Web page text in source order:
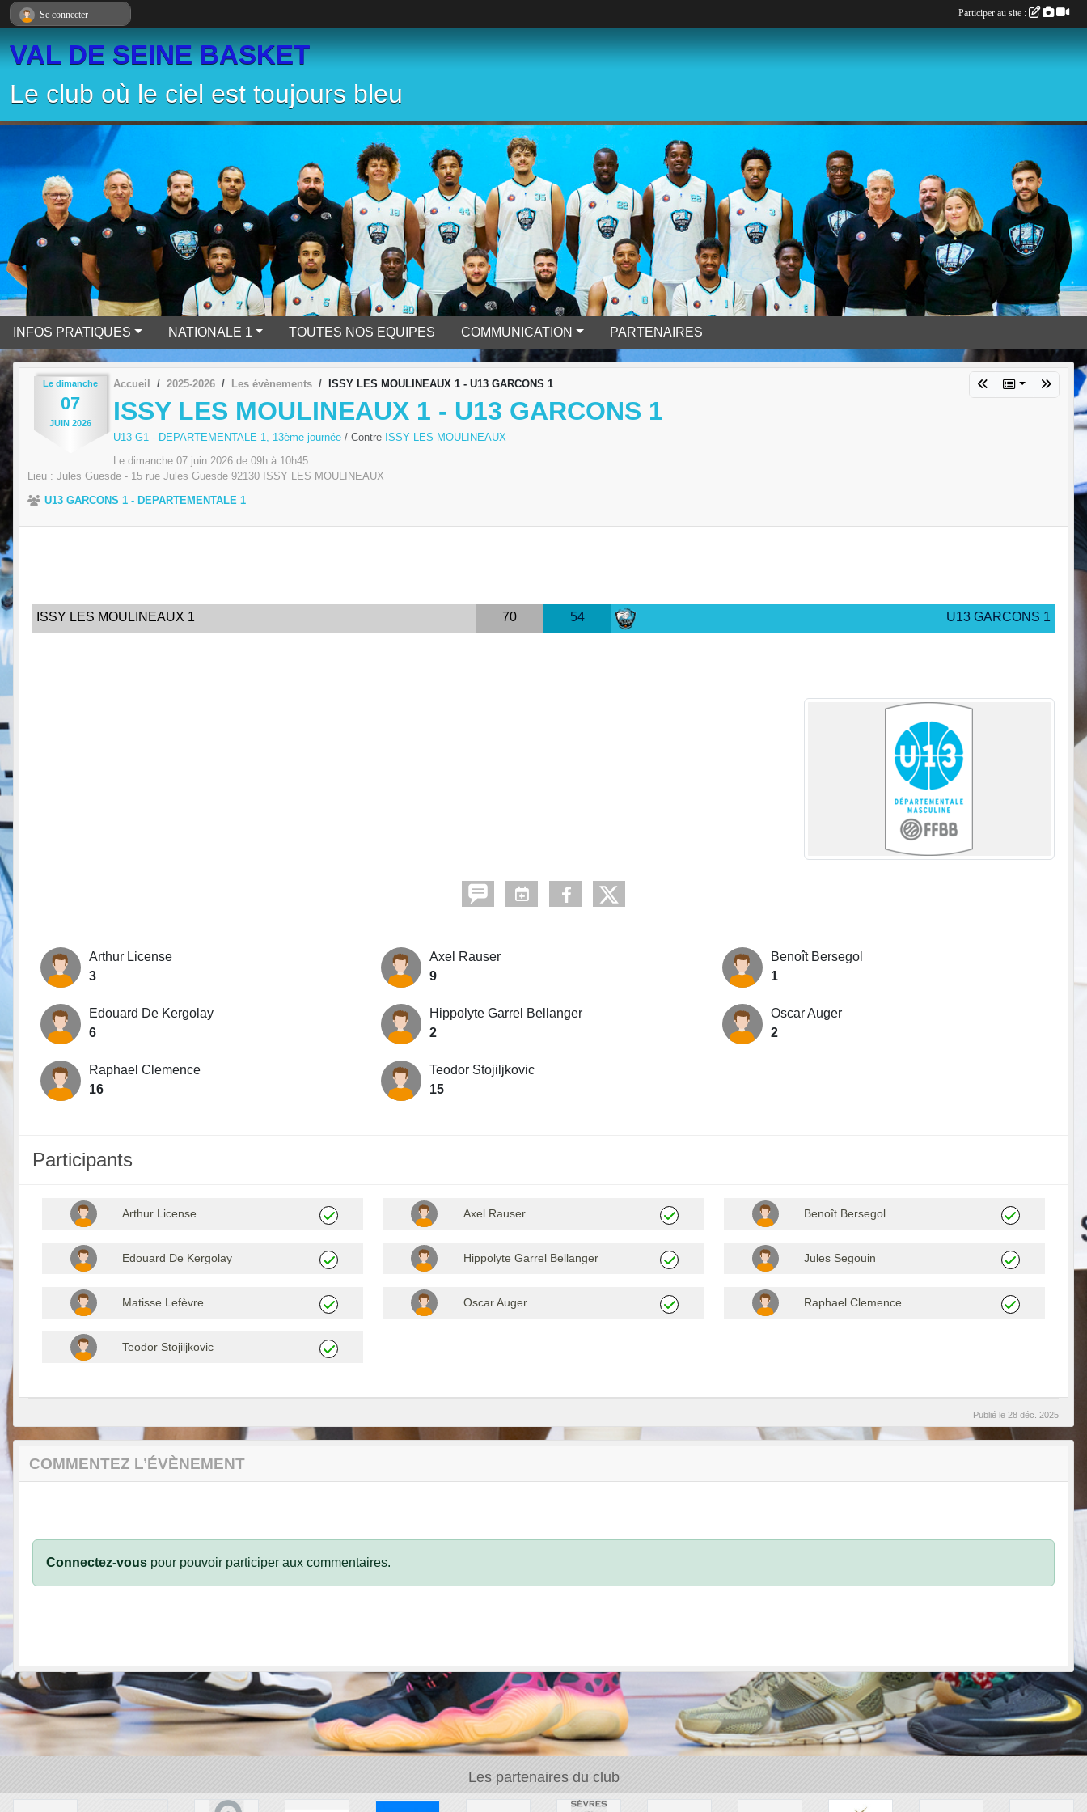
VAL DE SEINE BASKET
Le club où le ciel est toujours bleu
INFOS PRATIQUES NATIONALE 1 TOUTES NOS EQUIPES COMMUNICATION PARTENAIRES
Le dimanche
07
JUIN 2026
Accueil 2025-2026 Les évènements ISSY LES MOULINEAUX 1 - U13 GARCONS 1
ISSY LES MOULINEAUX 1 - U13 GARCONS 1
U13 G1 - DEPARTEMENTALE 1, 13ème journée / Contre ISSY LES MOULINEAUX
Le dimanche 07 juin 2026 de 09h à 10h45
Lieu : Jules Guesde - 15 rue Jules Guesde 92130 ISSY LES MOULINEAUX
U13 GARCONS 1 - DEPARTEMENTALE 1
ISSY LES MOULINEAUX 1 70 54 U13 GARCONS 1
Arthur License
3
Axel Rauser
9
Benoît Bersegol
1
Edouard De Kergolay
6
Hippolyte Garrel Bellanger
2
Oscar Auger
2
Raphael Clemence
16
Teodor Stojiljkovic
15
Participants
Arthur License Axel Rauser Benoît Bersegol
Edouard De Kergolay Hippolyte Garrel Bellanger Jules Segouin
Matisse Lefèvre Oscar Auger Raphael Clemence
Teodor Stojiljkovic
Publié le 28 déc. 2025
COMMENTEZ L’ÉVÈNEMENT
Connectez-vous pour pouvoir participer aux commentaires.
Les partenaires du club
Se connecter Participer au site :
Panneau de gestion des cookies